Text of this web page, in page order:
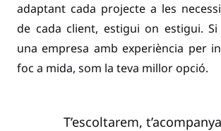
adaptant cada projecte a les
de cada client, estigui on estigui.
una empresa amb experiència per
foc a mida, som la teva millor opció.
T’escoltarem,